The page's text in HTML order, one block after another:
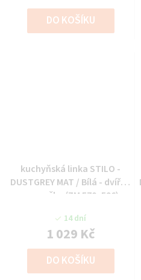
DO KOŠÍKU
kuchyňská linka STILO -
DUSTGREY MAT / Bílá - dvířka
na myčku (ZM 570x596)
14 dní
1 029 Kč
DO KOŠÍKU